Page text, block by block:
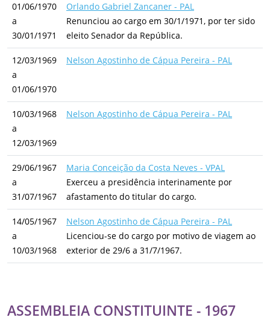
01/06/1970
a
30/01/1971
Orlando Gabriel Zancaner - PAL
Renunciou ao cargo em 30/1/1971, por ter sido
eleito Senador da República.
12/03/1969
a
01/06/1970
Nelson Agostinho de Cápua Pereira - PAL
10/03/1968
a
12/03/1969
Nelson Agostinho de Cápua Pereira - PAL
29/06/1967
a
31/07/1967
Maria Conceição da Costa Neves - VPAL
Exerceu a presidência interinamente por
afastamento do titular do cargo.
14/05/1967
a
10/03/1968
Nelson Agostinho de Cápua Pereira - PAL
Licenciou-se do cargo por motivo de viagem ao
exterior de 29/6 a 31/7/1967.
ASSEMBLEIA CONSTITUINTE - 1967